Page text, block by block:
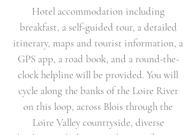
Hotel accommodation including
breakfast, a self-guided tour, a detailed
itinerary, maps and tourist information, a
GPS app, a road book, and a round-the-
clock helpline will be provided. You will
cycle along the banks of the Loire River
on this loop, across Blois through the
Loire Valley countryside, diverse